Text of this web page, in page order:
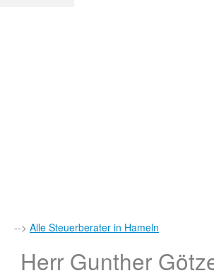
--> Alle Steuerberater in Hameln
Herr Gunther